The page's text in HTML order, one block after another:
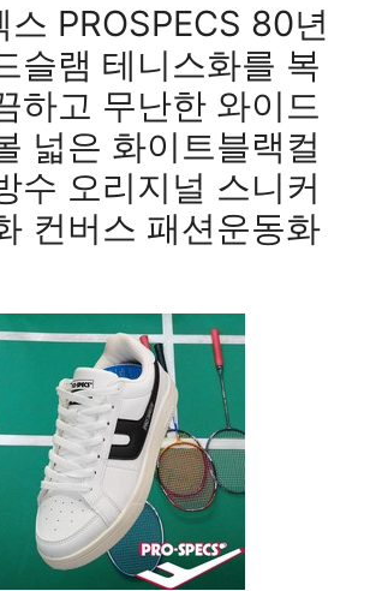
스 PROSPECS 80년
슬램 테니스화를 복
하고 무난한 와이드
넓은 화이트블랙컬
수 오리지널 스니커
컨버스 패션운동화